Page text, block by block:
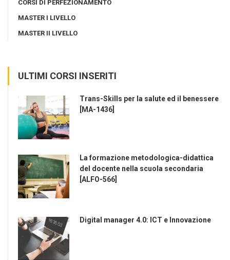
CORSI DI PERFEZIONAMENTO
MASTER I LIVELLO
MASTER II LIVELLO
ULTIMI CORSI INSERITI
Trans-Skills per la salute ed il benessere
[MA-1436]
La formazione metodologica-didattica
del docente nella scuola secondaria
[ALFO-566]
Digital manager 4.0: ICT e Innovazione